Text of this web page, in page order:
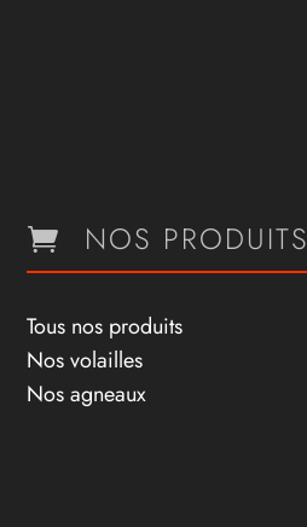
 NOS PRODUITS
Tous nos produits
Nos volailles
Nos agneaux